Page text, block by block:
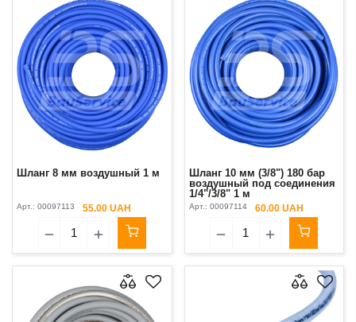
Шланг 8 мм воздушный 1 м
Арт.: 00097113 55.00 UAH
Шланг 10 мм (3/8") 180 бар
воздушный под соединения
1/4"/3/8" 1 м
Арт.: 00097114 60.00 UAH